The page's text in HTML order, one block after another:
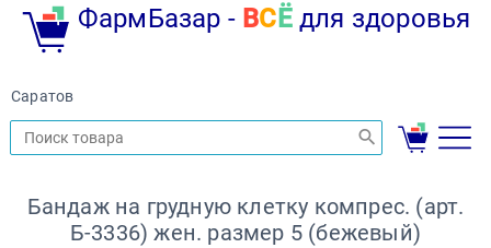
ФармБазар - ВС Ёдля здоровья
Саратов
Бандаж на грудную клетку компрес. (арт.
Б-3336) жен. размер 5 (бежевый)